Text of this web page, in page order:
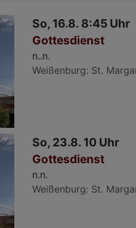
So, 16.8. 8:45 Uhr
Gottesdienst
n..n.
Weißenburg St.
So, 23.8. 10 Uhr
Gottesdienst
n.n.
Weißenburg St.